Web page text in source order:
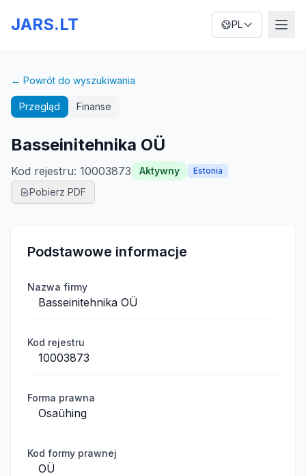
JARS.LT PL
← Powrót do wyszukiwania
Przegląd Finanse
Basseinitehnika OÜ
Kod rejestru: 10003873 Aktywny Estonia
Pobierz PDF
Podstawowe informacje
Nazwa firmy
Basseinitehnika OÜ
Kod rejestru
10003873
Forma prawna
Osaühing
Kod formy prawnej
OÜ